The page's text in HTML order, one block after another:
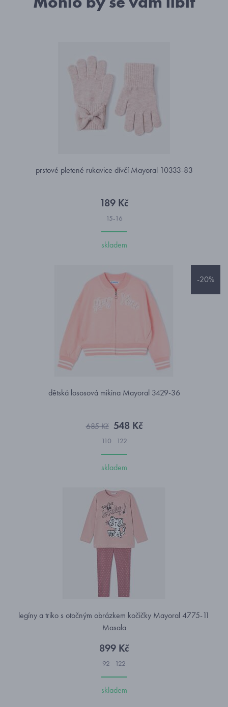
prstové pletené rukavice dívčí Mayoral 10333-83
189 Kč
15-16
skladem
-20%
dětská lososová mikina Mayoral 3429-36
685 Kč 548 Kč
110 122
skladem
legíny a triko s otočným obrázkem kočičky Mayoral 4775-11
Masala
899 Kč
92 122
skladem